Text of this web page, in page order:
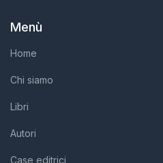
Menù
Home
Chi siamo
Libri
Autori
Case editrici